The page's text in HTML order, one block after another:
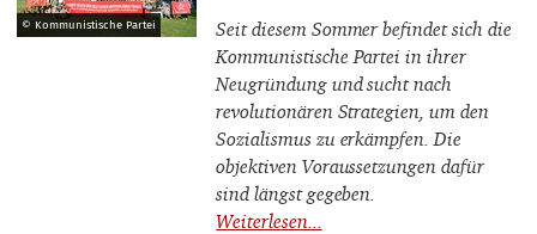
© Kommunistische Partei
Seit diesem Sommer befindet sich die
Kommunistische Partei in ihrer
Neugründung und sucht nach
revolutionären Strategien, um den
Sozialismus zu erkämpfen. Die
objektiven Voraussetzungen dafür
sind längst gegeben.